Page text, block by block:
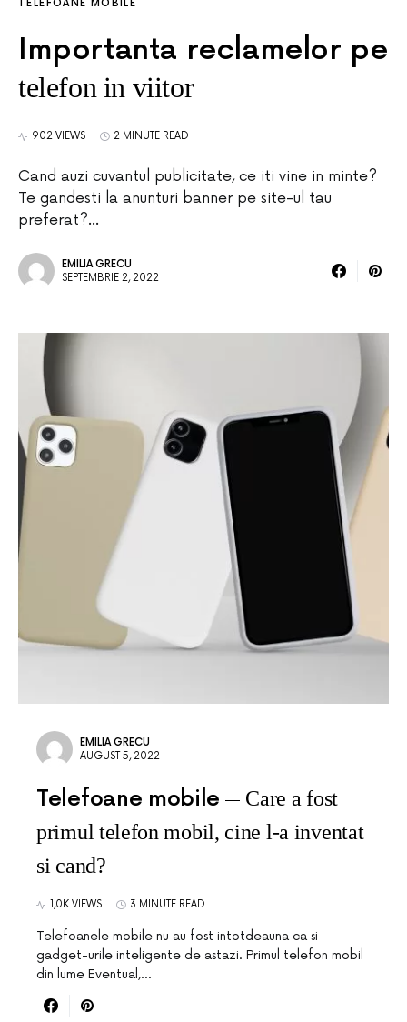
TELEFOANE MOBILE
Importanta reclamelor pe
telefon in viitor
902 VIEWS 2 MINUTE READ
Cand auzi cuvantul publicitate, ce iti vine in minte?
Te gandesti la anunturi banner pe site-ul tau
preferat?…
EMILIA GRECU
SEPTEMBRIE 2, 2022
EMILIA GRECU
AUGUST 5, 2022
Telefoane mobile
Care a fost
primul telefon mobil, cine l-a inventat
si cand?
1,0K VIEWS 3 MINUTE READ
Telefoanele mobile nu au fost intotdeauna ca si
gadget-urile inteligente de astazi. Primul telefon mobil
din lume Eventual,…